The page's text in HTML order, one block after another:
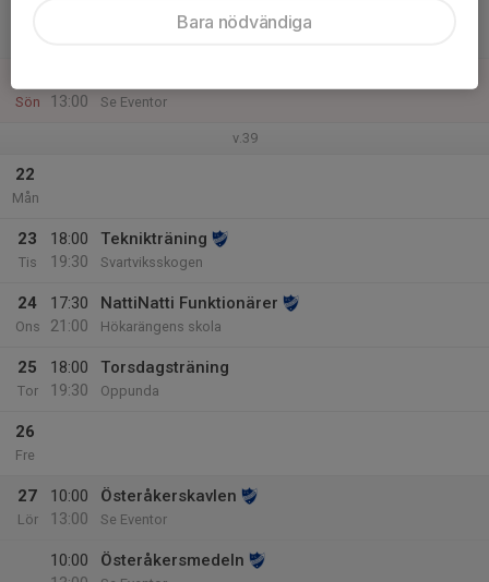
Sön
13:00
Se Eventor
v.39
22
Mån
23
Tis
18:00
19:30
Teknikträning
Svartviksskogen
24
Ons
17:30
21:00
NattiNatti Funktionärer
Hökarängens skola
25
Tor
18:00
19:30
Torsdagsträning
Oppunda
26
Fre
27
Lör
10:00
13:00
Österåkerskavlen
Se Eventor
10:00
Österåkersmedeln
Bara nödvändiga